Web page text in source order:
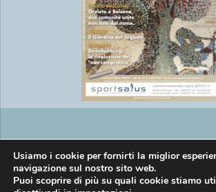
Copyright © EasyMedia srl
Usiamo i cookie per fornirti la miglior
navigazione sul nostro sito web.
Puoi scoprire di più su quali cookie stiamo